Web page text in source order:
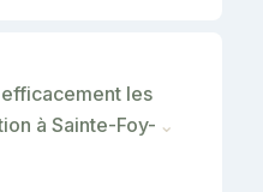
les
à Sainte-Foy- ⌄